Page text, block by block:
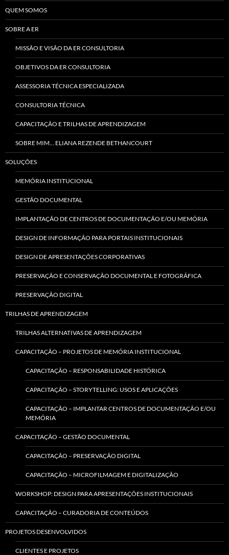
QUEM SOMOS
SOBRE A ER
MISSÃO E VISÃO DA ER CONSULTORIA
OBJETIVOS DA ER CONSULTORIA
ASSESSORIA TÉCNICA ESPECIALIZADA
CONSULTORIA TÉCNICA
CAPACITAÇÃO E TRILHAS DE APRENDIZAGEM
SOBRE MIM… ELIANA REZENDE BETHANCOURT
SOLUÇÕES
MEMÓRIA INSTITUCIONAL
GESTÃO DOCUMENTAL
IMPLANTAÇÃO DE CENTROS DE DOCUMENTAÇÃO E/OU MEMÓRIA
DESIGN DE INFORMAÇÃO PARA PORTAIS INSTITUCIONAIS
DESIGN DE APRESENTAÇÕES CORPORATIVAS
PRESERVAÇÃO E CONSERVAÇÃO DOCUMENTAL E FOTOGRÁFICA
PRESERVAÇÃO DIGITAL
TRILHAS DE APRENDIZAGEM
TRILHAS ALTERNATIVAS DE APRENDIZAGEM
CAPACITAÇÃO – PROJETOS DE MEMÓRIA INSTITUCIONAL
CAPACITAÇÃO – RESPONSABILIDADE HISTÓRICA
CAPACITAÇÃO – STORYTELLING: USOS E APLICAÇÕES
CAPACITAÇÃO – IMPLANTAR CENTROS DE DOCUMENTAÇÃO E/OU
MEMÓRIA
CAPACITAÇÃO – GESTÃO DOCUMENTAL
CAPACITAÇÃO – PRESERVAÇÃO DIGITAL
CAPACITAÇÃO – MICROFILMAGEM E DIGITALIZAÇÃO
WORKSHOP: DESIGN PARA APRESENTAÇÕES INSTITUCIONAIS
CAPACITAÇÃO – CURADORIA DE CONTEÚDOS
PROJETOS DESENVOLVIDOS
CLIENTES E PROJETOS